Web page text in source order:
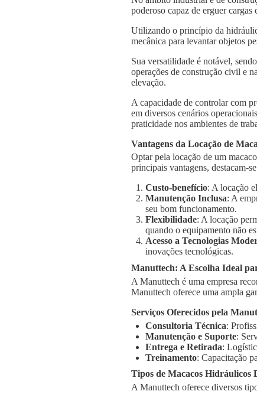
poderoso capaz de erguer
Utilizando o princípio da
mecânica para levantar objetos
Sua versatilidade é notável,
operações de construção civil e
elevação.
A capacidade de controlar com
em diversos cenários
praticidade nos ambientes de
Vantagens da Locação de
Optar pela locação de um
principais vantagens, destacam-
Custo-benefício: A locação
Manutenção Inclusa: A
seu bom funcionamento.
Flexibilidade: A locação
quando o equipamento não
Acesso a Tecnologias
inovações tecnológicas.
Manuttech: A Escolha Ideal
A Manuttech é uma empresa
Manuttech oferece uma ampla
Serviços Oferecidos pela
Consultoria Técnica:
Manutenção e Suporte:
Entrega e Retirada:
Treinamento: Capacitação
Tipos de Macacos Hidráulicos
A Manuttech oferece diversos